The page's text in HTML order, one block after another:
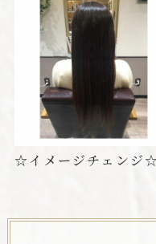
☆イメージチェンジ☆